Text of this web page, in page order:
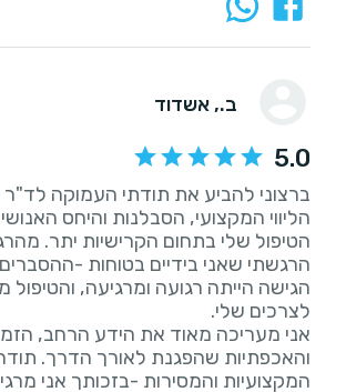
ב., אשדוד
5.0
ברצוני להביע את תודתי העמוקה לד"ר
הליווי המקצועי, הסבלנות והיחס
הטיפול שלי בתחום הקרישיות יתר.
הרגשתי שאני בידיים בטוחות -ההסברים
הגישה הייתה רגועה ומרגיעה, והטיפול
אני מעריכה מאוד את הידע הרחב,
והאכפתיות שהפגנת לאורך הדרך.
המקצועיות והמסירות -בזכותך אני